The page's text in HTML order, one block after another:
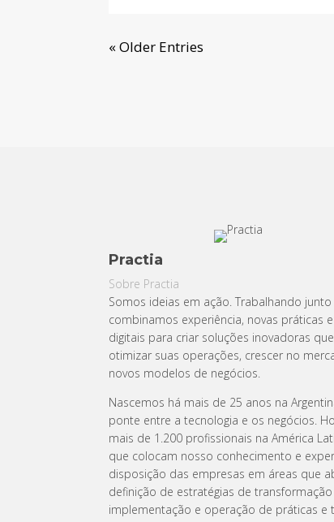
« Older Entries
Practia
Sobre Practia
Somos ideias em ação. Trabalhando
combinamos experiência, novas práticas
digitais para criar soluções inovadoras
otimizar suas operações, crescer no
novos modelos de negócios.
Nascemos há mais de 25 anos na
ponte entre a tecnologia e os negócios.
mais de 1.200 profissionais na América
que colocam nosso conhecimento e
disposição das empresas em áreas que
definição de estratégias de
implementação e operação de práticas e